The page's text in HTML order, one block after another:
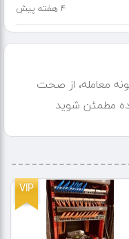
4 هفته پیش
معامله، از صحت
مطمئن شوید
VIP